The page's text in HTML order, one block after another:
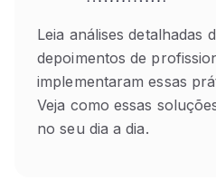
Leia análises detalhadas
depoimentos de
implementaram essas
Veja como essas
no seu dia a dia.